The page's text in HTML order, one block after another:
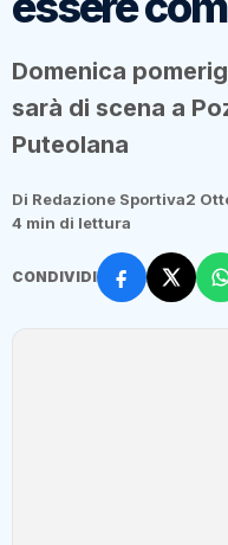
Domenica
sarà di scena a
Puteolana
Di Redazione Sportiva2
4 min di lettura
CONDIVIDI